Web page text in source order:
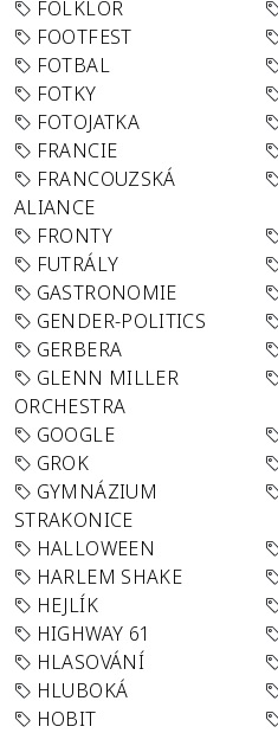
FOLKLÓR
FOOTFEST
FOTBAL
FOTKY
FOTOJATKA
FRANCIE
FRANCOUZSKÁ
ALIANCE
FRONTY
FUTRÁLY
GASTRONOMIE
GENDER-POLITICS
GERBERA
GLENN MILLER
ORCHESTRA
GOOGLE
GROK
GYMNÁZIUM
STRAKONICE
HALLOWEEN
HARLEM SHAKE
HEJLÍK
HIGHWAY 61
HLASOVÁNÍ
HLUBOKÁ
HOBIT